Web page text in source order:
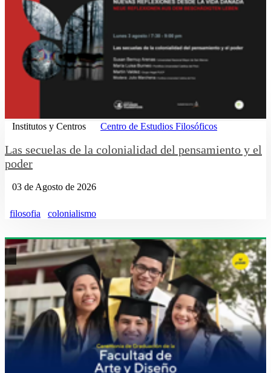
Institutos y Centros Centro de Estudios Filosóficos
Las secuelas de la colonialidad del pensamiento y el
poder
03 de Agosto de 2026
filosofia colonialismo